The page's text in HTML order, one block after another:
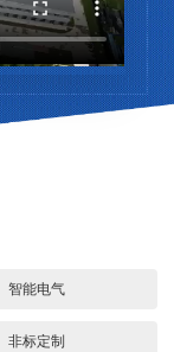
智能电气
非标定制